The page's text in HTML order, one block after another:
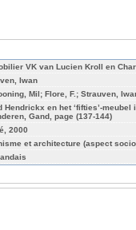
VK van Lucien Kroll en
Iwan
Mil; Flore, F.; Strauven,
Hendrickx en het ‘fifties’-
Gand, page (137-144)
2000
et architecture (aspect